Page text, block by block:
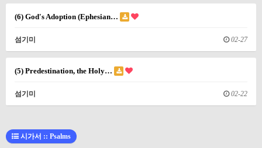
(6) God's Adoption (Ephesian…
섬기미 02-27
(5) Predestination, the Holy…
섬기미 02-22
시가서 :: Psalms